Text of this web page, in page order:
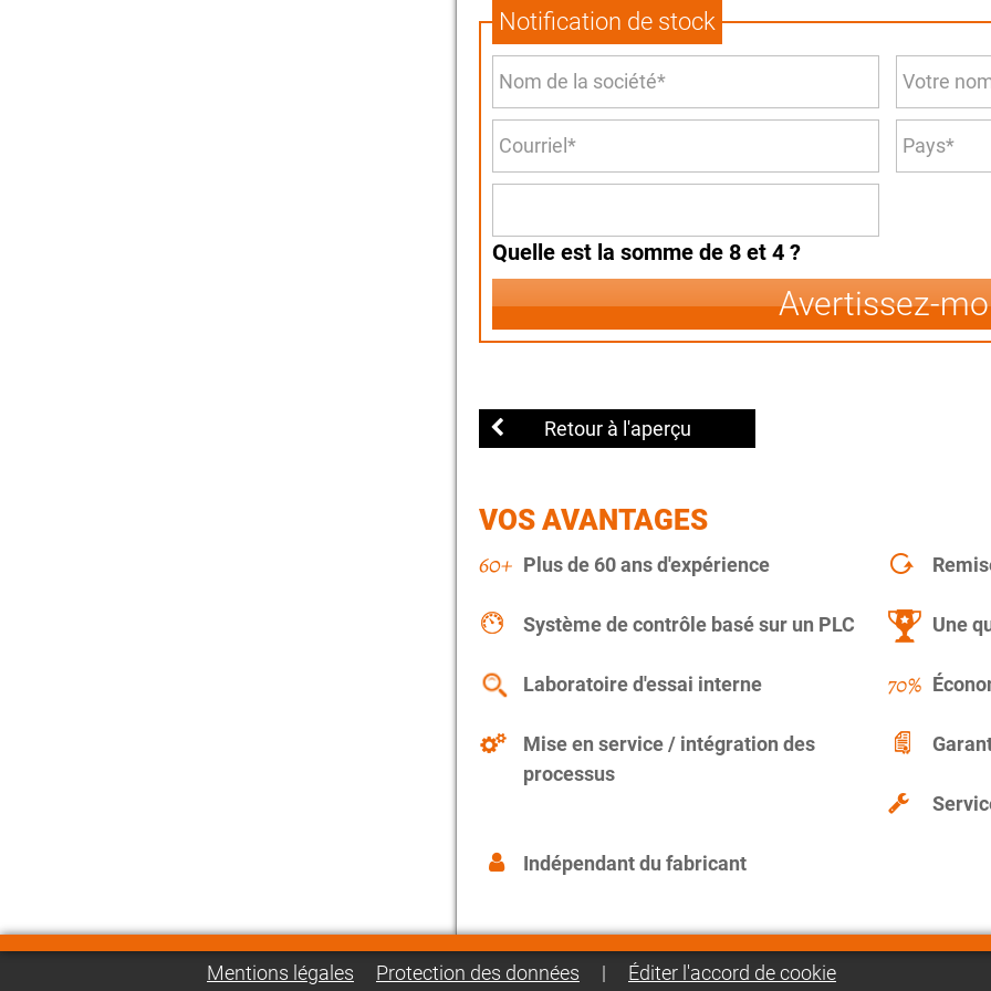
Notification de stock
Quelle est la somme de 8 et 4 ?
Avertissez-
Retour à l'aperçu
VOS AVANTAGES
Plus de 60 ans d'expérience
Système de contrôle basé sur un PLC Une
Laboratoire d'essai interne
Mise en service / intégration des
processus
Indépendant du fabricant
Mentions légales Protection des données | Éditer l'accord de cookie